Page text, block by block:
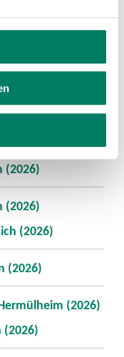
(2026)
(2026)
(2026)
(2026)
(2026)
(2026)